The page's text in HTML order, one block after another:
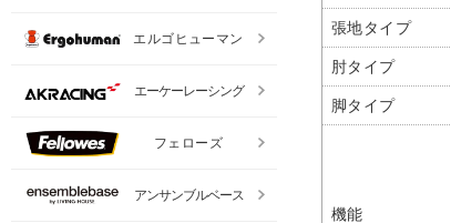
張地タイプ
肘タイプ
脚タイプ
機能
エルゴヒューマン
エーケーレーシング
フェローズ
アンサンブルベース